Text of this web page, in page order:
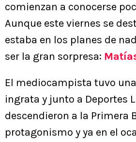
comienzan a conocerse
Aunque este viernes se
estaba en los planes de
ser la gran sorpresa:
El mediocampista tuvo
ingrata y junto a Deportes
descendieron a la Primera
protagonismo y ya en el